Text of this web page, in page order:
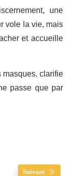
une
vole la vie, mais
et accueille
clarifie
passe que par
Suivant